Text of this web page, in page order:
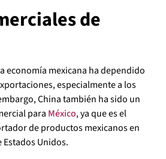
de
economía mexicana ha dependido
especialmente a los
China también ha sido un
para México, ya que es el
de productos mexicanos en
Unidos.